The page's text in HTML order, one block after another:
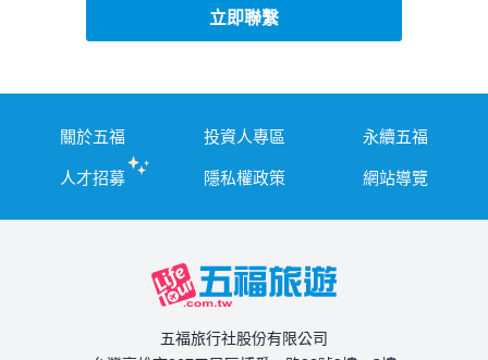
立即聯繫
關於五福 投資人專區
永續五福
人才招募
隱私權政策 網站導覽
五福旅行社股份有限公司